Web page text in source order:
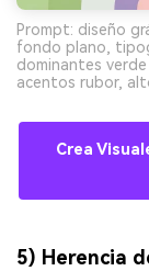
Prompt: diseño
fondo plano,
dominantes
acentos rubor,
Crea
5) Herencia